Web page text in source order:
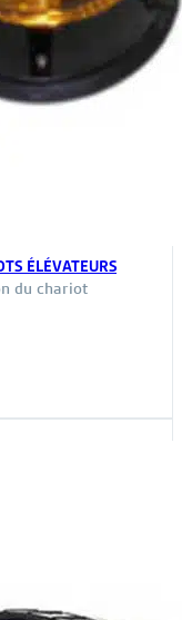
ÉLÉVATEURS
du chariot